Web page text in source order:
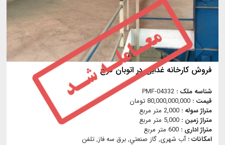
فروش کارخانه غذایی در اتوبان کرج
شناسه ملک : PMF-04332
قیمت : 80,000,000,000 تومان
متراژ سوله : 2,000 متر مربع
متراژ زمین : 5,000 متر مربع
متراژ اداری : 600 متر مربع
امکانات :آب شهری, گاز صنعتي, برق سه فاز, تلفن